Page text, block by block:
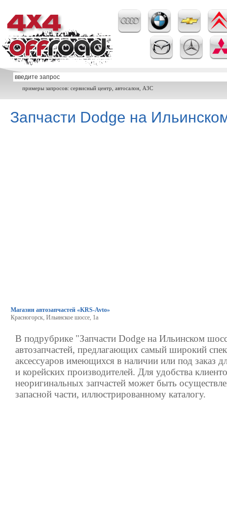
примеры запросов: сервисный центр, автосалон, АЗС
Запчасти Dodge на
Магазин автозапчастей «KRS-Avto»
Красногорск, Ильинское шоссе, 1а
В подрубрике "Запчасти Dodge на Ильинском
автозапчастей, предлагающих самый широкий
аксессуаров имеющихся в наличии или под заказ
и корейских производителей. Для удобства
неоригинальных запчастей может быть
запасной части, иллюстрированному каталогу.